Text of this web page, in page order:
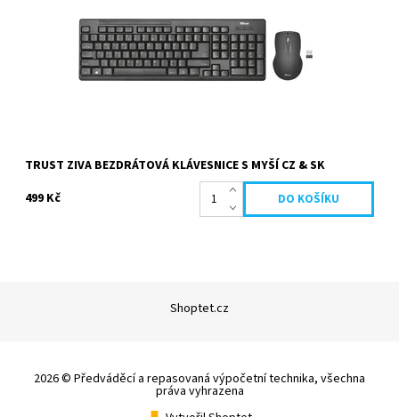
TRUST ZIVA BEZDRÁTOVÁ KLÁVESNICE S MYŠÍ CZ & SK
499 Kč
Shoptet.cz
2026 © Předváděcí a repasovaná výpočetní technika, všechna
práva vyhrazena